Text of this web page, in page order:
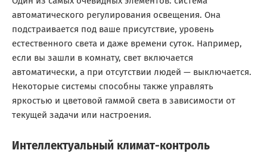
автоматического регулирования освещения. Она
подстраивается под ваше присутствие, уровень
естественного света и даже времени суток. Например,
если вы зашли в комнату, свет включается
автоматически, а при отсутствии людей — выключается.
Некоторые системы способны также управлять
яркостью и цветовой гаммой света в зависимости от
текущей задачи или настроения.
Интеллектуальный климат-контроль